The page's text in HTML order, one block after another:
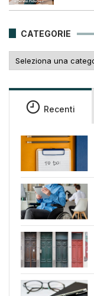
CATEGORIE
Recenti